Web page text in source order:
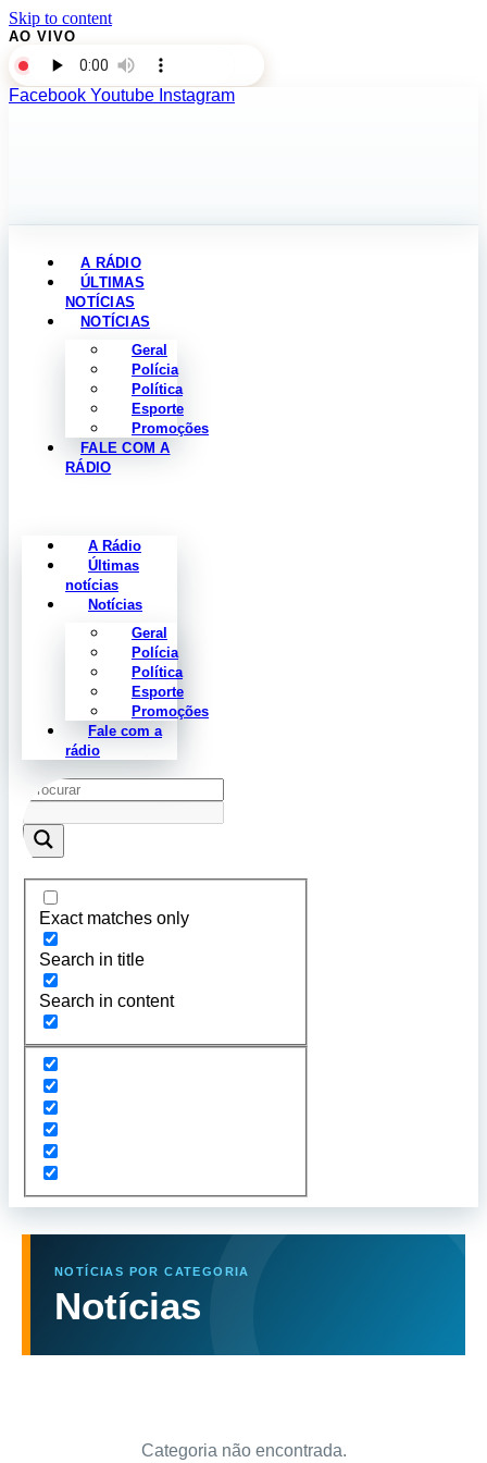
Skip to content
AO VIVO
Facebook Youtube Instagram
A RÁDIO
ÚLTIMAS
NOTÍCIAS
NOTÍCIAS
Geral
Polícia
Política
Esporte
Promoções
FALE COM A
RÁDIO
A Rádio
Últimas
notícias
Notícias
Geral
Polícia
Política
Esporte
Promoções
Fale com a
rádio
Exact matches only
Search in title
Search in content
NOTÍCIAS POR CATEGORIA
Notícias
Categoria não encontrada.